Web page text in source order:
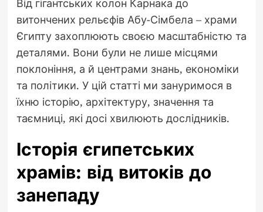
Від гігантських колон Карнака до
витончених рельєфів Абу-Сімбела – храми
Єгипту захоплюють своєю масштабністю та
деталями. Вони були не лише місцями
поклоніння, а й центрами знань, економіки
та політики. У цій статті ми зануримося в
їхню історію, архітектуру, значення та
таємниці, які досі хвилюють дослідників.
Історія єгипетських
храмів: від витоків до
занепаду